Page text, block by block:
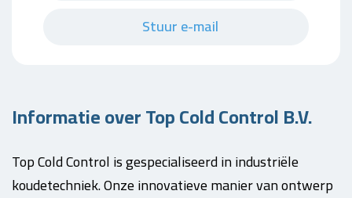
Stuur e-mail
Informatie over Top Cold Control B.V.
Top Cold Control is gespecialiseerd in industriële
koudetechniek. Onze innovatieve manier van ontwerp